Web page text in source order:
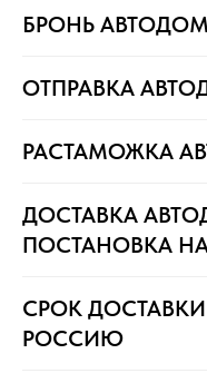
БРОНЬ
ОТПРАВКА
РАСТАМОЖКА
ДОСТАВКА
ПОСТАНОВКА НА
СРОК
РОССИЮ